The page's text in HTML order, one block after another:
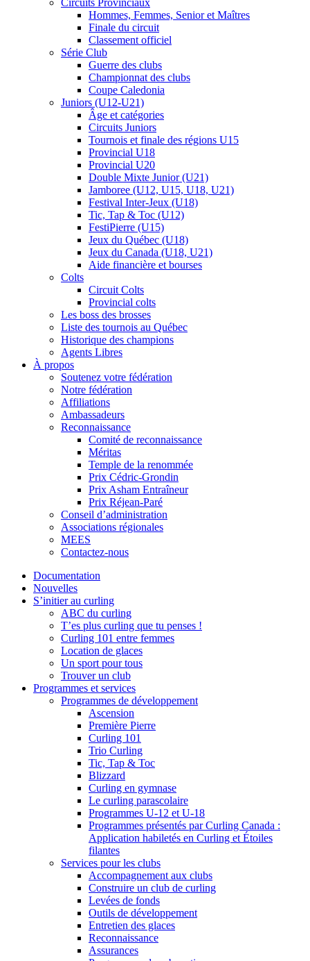
Circuits Provinciaux
Hommes, Femmes, Senior et Maîtres
Finale du circuit
Classement officiel
Série Club
Guerre des clubs
Championnat des clubs
Coupe Caledonia
Juniors (U12-U21)
Âge et catégories
Circuits Juniors
Tournois et finale des régions U15
Provincial U18
Provincial U20
Double Mixte Junior (U21)
Jamboree (U12, U15, U18, U21)
Festival Inter-Jeux (U18)
Tic, Tap & Toc (U12)
FestiPierre (U15)
Jeux du Québec (U18)
Jeux du Canada (U18, U21)
Aide financière et bourses
Colts
Circuit Colts
Provincial colts
Les boss des brosses
Liste des tournois au Québec
Historique des champions
Agents Libres
À propos
Soutenez votre fédération
Notre fédération
Affiliations
Ambassadeurs
Reconnaissance
Comité de reconnaissance
Méritas
Temple de la renommée
Prix Cédric-Grondin
Prix Asham Entraîneur
Prix Réjean-Paré
Conseil d’administration
Associations régionales
MEES
Contactez-nous
Documentation
Nouvelles
S’initier au curling
ABC du curling
T’es plus curling que tu penses !
Curling 101 entre femmes
Location de glaces
Un sport pour tous
Trouver un club
Programmes et services
Programmes de développement
Ascension
Première Pierre
Curling 101
Trio Curling
Tic, Tap & Toc
Blizzard
Curling en gymnase
Le curling parascolaire
Programmes U-12 et U-18
Programmes présentés par Curling Canada :
Application habiletés en Curling et Étoiles
filantes
Services pour les clubs
Accompagnement aux clubs
Construire un club de curling
Levées de fonds
Outils de développement
Entretien des glaces
Reconnaissance
Assurances